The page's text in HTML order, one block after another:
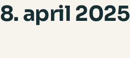
8. april 2025